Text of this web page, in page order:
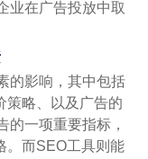
业在广告投放中取
的影响，其中包括
策略、以及广告的
的一项重要指标，
。而SEO工具则能